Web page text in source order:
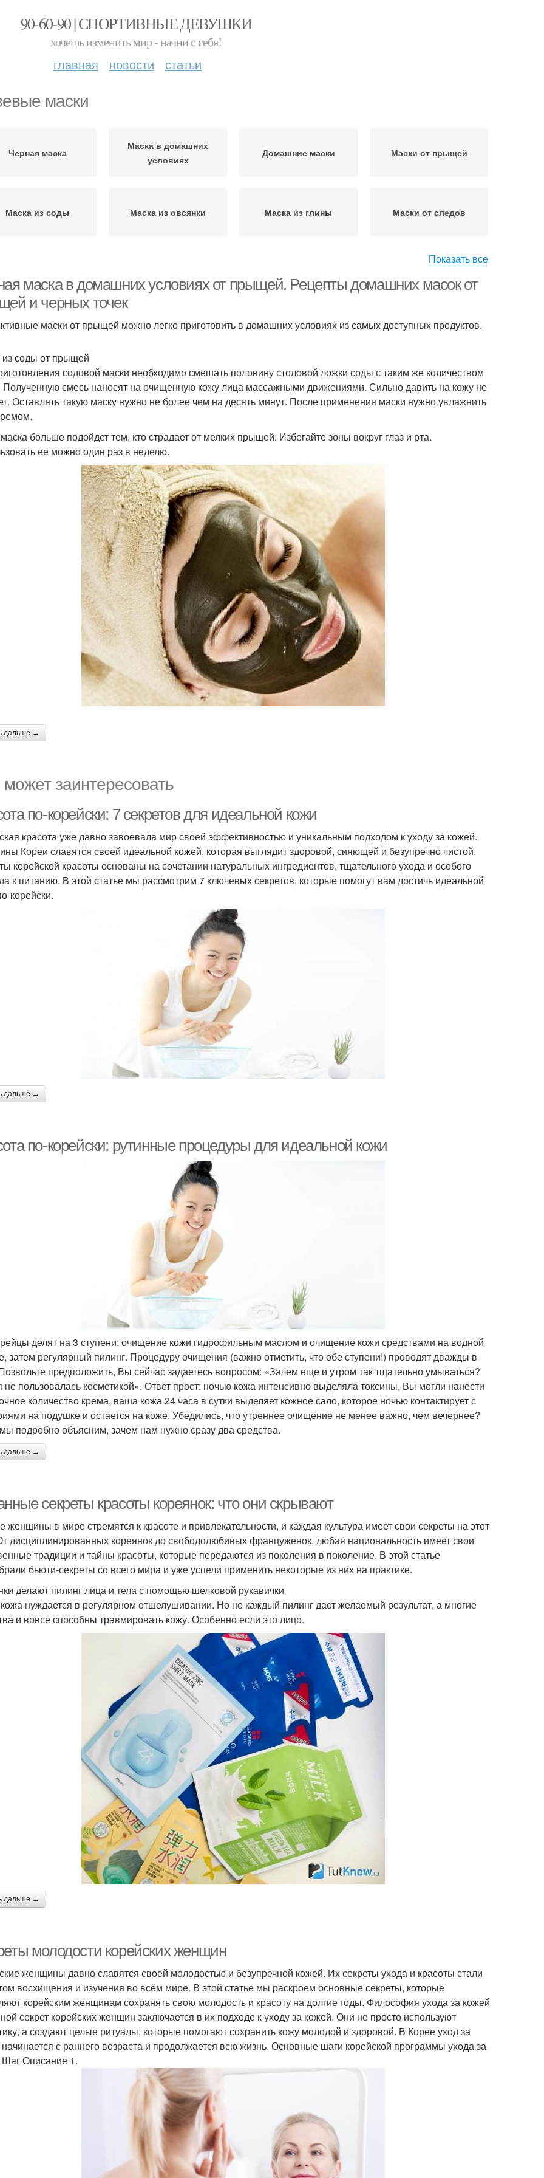
90-60-90 | СПОРТИВНЫЕ ДЕВУШКИ
хочешь изменить мир - начни с себя!
главная новости статьи
маски
Черная маска
Маска в домашних
условиях
Домашние маски Маски от прыщей
Маска из соды Маска из овсянки Маска из глины Маски от следов
Полезная маска Маска для лица Эффективная маска
Маска от подростковых
Маски с углем Глиняные маски
Маска против черная
маска
Показать все
маска в домашних условиях от прыщей. Рецепты домашних масок от
и черных точек
маски от прыщей можно легко приготовить в домашних условиях из самых доступных продуктов.
из соды от прыщей
содовой маски необходимо смешать половину столовой ложки соды с таким же количеством
смесь наносят на очищенную кожу лица массажными движениями. Сильно давить на кожу не
Оставлять такую маску нужно не более чем на десять минут. После применения маски нужно увлажнить
больше подойдет тем, кто страдает от мелких прыщей. Избегайте зоны вокруг глаз и рта.
ее можно один раз в неделю.
дальше →
заинтересовать
по-корейски: 7 секретов для идеальной кожи
красота уже давно завоевала мир своей эффективностью и уникальным подходом к уходу за кожей.
Кореи славятся своей идеальной кожей, которая выглядит здоровой, сияющей и безупречно чистой.
корейской красоты основаны на сочетании натуральных ингредиентов, тщательного ухода и особого
к питанию. В этой статье мы рассмотрим 7 ключевых секретов, которые помогут вам достичь идеальной
корейски.
дальше →
по-корейски: рутинные процедуры для идеальной кожи
делят на 3 ступени: очищение кожи гидрофильным маслом и очищение кожи средствами на водной
затем регулярный пилинг. Процедуру очищения (важно отметить, что обе ступени!) проводят дважды в
предположить, Вы сейчас задаетесь вопросом: «Зачем еще и утром так тщательно умываться?
не пользовалась косметикой». Ответ прост: ночью кожа интенсивно выделяла токсины, Вы могли нанести
количество крема, ваша кожа 24 часа в сутки выделяет кожное сало, которое ночью контактирует с
на подушке и остается на коже. Убедились, что утреннее очищение не менее важно, чем вечернее?
подробно объясним, зачем нам нужно сразу два средства.
дальше →
секреты красоты кореянок: что они скрывают
женщины в мире стремятся к красоте и привлекательности, и каждая культура имеет свои секреты на этот
дисциплинированных кореянок до свободолюбивых француженок, любая национальность имеет свои
традиции и тайны красоты, которые передаются из поколения в поколение. В этой статье
бьюти-секреты со всего мира и уже успели применить некоторые из них на практике.
делают пилинг лица и тела с помощью шелковой рукавички
нуждается в регулярном отшелушивании. Но не каждый пилинг дает желаемый результат, а многие
и вовсе способны травмировать кожу. Особенно если это лицо.
дальше →
молодости корейских женщин
женщины давно славятся своей молодостью и безупречной кожей. Их секреты ухода и красоты стали
восхищения и изучения во всём мире. В этой статье мы раскроем основные секреты, которые
корейским женщинам сохранять свою молодость и красоту на долгие годы. Философия ухода за кожей
секрет корейских женщин заключается в их подходе к уходу за кожей. Они не просто используют
а создают целые ритуалы, которые помогают сохранить кожу молодой и здоровой. В Корее уход за
с раннего возраста и продолжается всю жизнь. Основные шаги корейской программы ухода за
Описание 1.